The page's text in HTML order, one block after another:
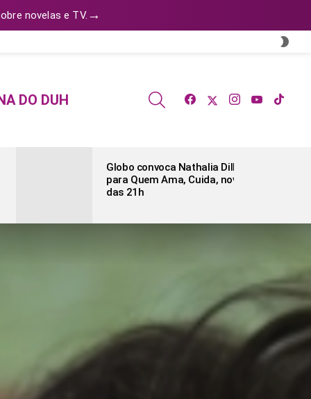
novelas e TV. →
DO DUH SEARCH facebooktwitterinstagramyoutube
Globo convoca Nathalia Dill
para Quem Ama, Cuida, novela
das 21h